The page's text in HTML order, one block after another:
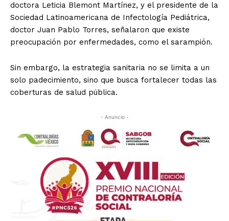
doctora Leticia Blemont Martínez, y el presidente de la
Sociedad Latinoamericana de Infectología Pediátrica,
doctor Juan Pablo Torres, señalaron que existe
preocupación por enfermedades, como el sarampión.
Sin embargo, la estrategia sanitaria no se limita a un
solo padecimiento, sino que busca fortalecer todas las
coberturas de salud pública.
- Anuncio -